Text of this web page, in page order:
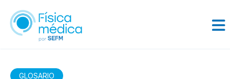
GLOSARIO